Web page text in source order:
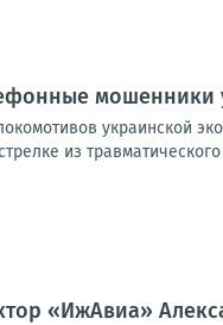
мошенники
украинской
из
«ИжАвиа»